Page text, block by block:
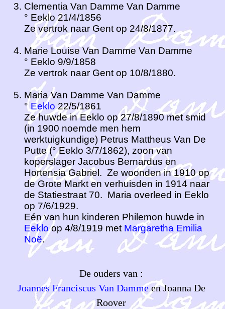
Clementia Van Damme Van Damme
° Eeklo 21/4/1856
Ze vertrok naar Gent op 24/8/1877.
Marie Louise Van Damme Van Damme
° Eeklo 9/9/1858
Ze vertrok naar Gent op 10/8/1880.
Maria Van Damme Van Damme
°Eeklo 22/5/1861
Ze huwde in Eeklo op 27/8/1890 met smid
(in 1900 noemde men hem
werktuigkundige) Petrus Mattheus Van De
Putte (° Eeklo 3/7/1862), zoon van
koperslager Jacobus Bernardus en
Hortensia Gabriel. Ze woonden in 1910 op
de Grote Markt en verhuisden in 1914 naar
de Statiestraat 70. Maria overleed in Eeklo
op 7/6/1929.
Eén van hun kinderen Philemon huwde in
Eekloop 4/8/1919 met Margaretha Emilia
Noë.
De ouders van :
Joannes Franciscus Van Dammeen Joanna De
Roover